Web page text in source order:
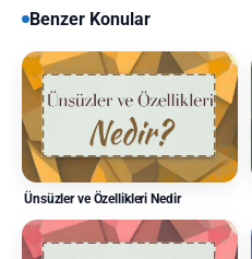
Benzer Konular
Ünsüzler ve Özellikleri Nedir